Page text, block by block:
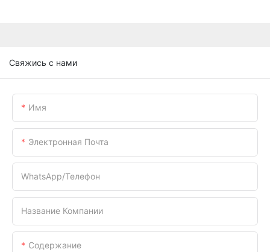
Свяжись с нами
Имя
Электронная Почта
WhatsApp/телефон
Название Компании
Содержание